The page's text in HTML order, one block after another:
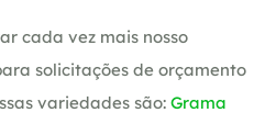
cada vez mais nosso
solicitações de orçamento
variedades são: Grama